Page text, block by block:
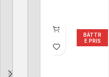
BÄTTR
E PRIS